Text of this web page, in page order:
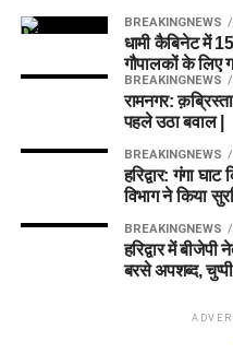
BREAKINGNEWS
धामी कैबिनेट में
गौपालकों के
BREAKINGNEWS
रामनगर:
पहले उठा बवाल |
BREAKINGNEWS
हरिद्वार: गंगा
विभाग ने किया
BREAKINGNEWS
हरिद्वार में
बरसे अपशब्द,